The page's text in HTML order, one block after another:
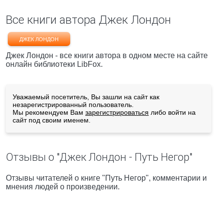
Все книги автора Джек Лондон
ДЖЕК ЛОНДОН
Джек Лондон - все книги автора в одном месте на сайте
онлайн библиотеки LibFox.
Уважаемый посетитель, Вы зашли на сайт как
незарегистрированный пользователь.
Мы рекомендуем Вам зарегистрироваться либо войти на
сайт под своим именем.
Отзывы о "Джек Лондон - Путь Негор"
Отзывы читателей о книге "Путь Негор", комментарии и
мнения людей о произведении.